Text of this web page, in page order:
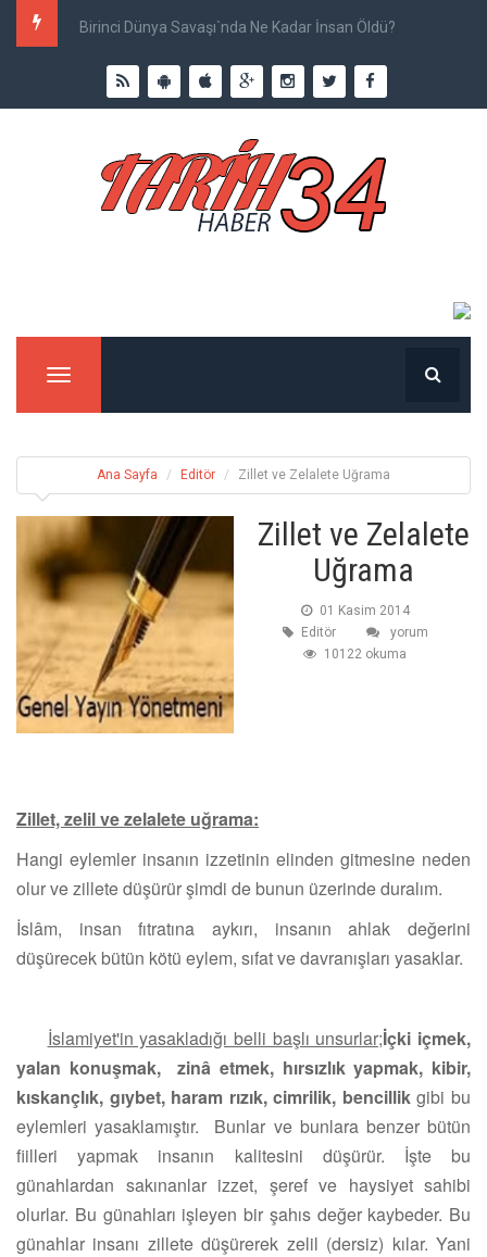
Birinci Dünya Savaşı`nda Ne Kadar İnsan Öldü?
Menu
Ana Sayfa Editör Zillet ve Zelalete Uğrama
Zillet ve Zelalete
Uğrama
01 Kasim 2014
Editör
yorum
10122 okuma
Zillet, zelil ve zelalete uğrama:
Hangi eylemler insanın izzetinin elinden gitmesine neden
olur ve zillete düşürür şimdi de bunun üzerinde duralım.
İslâm, insan fıtratına aykırı, insanın ahlak değerini
düşürecek bütün kötü eylem, sıfat ve davranışları yasaklar.
İslamiyet'in yasakladığı belli başlı unsurlar;İçki içmek,
yalan konuşmak, zinâ etmek, hırsızlık yapmak, kibir,
kıskançlık, gıybet, haram rızık, cimrilik, bencillikgibi bu
eylemleri yasaklamıştır. Bunlar ve bunlara benzer bütün
fiilleri yapmak insanın kalitesini düşürür. İşte bu
günahlardan sakınanlar izzet, şeref ve haysiyet sahibi
olurlar. Bu günahları işleyen bir şahıs değer kaybeder. Bu
günahlar insanı zillete düşürerek zelil (dersiz) kılar. Yani